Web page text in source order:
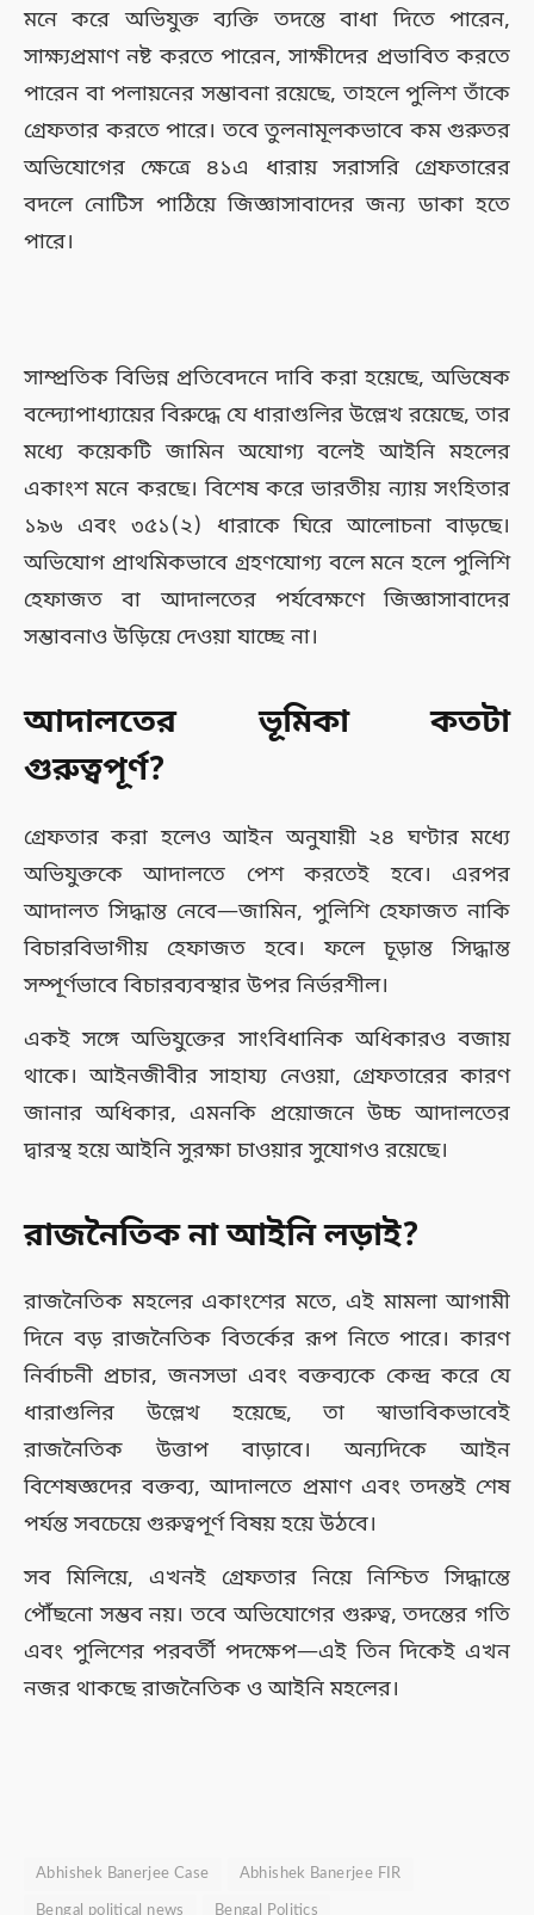
মনে করে অভিযুক্ত ব্যক্তি তদন্তে বাধা দিতে পারেন,
সাক্ষ্যপ্রমাণ নষ্ট করতে পারেন, সাক্ষীদের প্রভাবিত করতে
পারেন বা পলায়নের সম্ভাবনা রয়েছে, তাহলে পুলিশ তাঁকে
গ্রেফতার করতে পারে। তবে তুলনামূলকভাবে কম গুরুতর
অভিযোগের ক্ষেত্রে ৪১এ ধারায় সরাসরি গ্রেফতারের
বদলে নোটিস পাঠিয়ে জিজ্ঞাসাবাদের জন্য ডাকা হতে
পারে।
সাম্প্রতিক বিভিন্ন প্রতিবেদনে দাবি করা হয়েছে, অভিষেক
বন্দ্যোপাধ্যায়ের বিরুদ্ধে যে ধারাগুলির উল্লেখ রয়েছে, তার
মধ্যে কয়েকটি জামিন অযোগ্য বলেই আইনি মহলের
একাংশ মনে করছে। বিশেষ করে ভারতীয় ন্যায় সংহিতার
১৯৬ এবং ৩৫১(২) ধারাকে ঘিরে আলোচনা বাড়ছে।
অভিযোগ প্রাথমিকভাবে গ্রহণযোগ্য বলে মনে হলে পুলিশি
হেফাজত বা আদালতের পর্যবেক্ষণে জিজ্ঞাসাবাদের
সম্ভাবনাও উড়িয়ে দেওয়া যাচ্ছে না।
আদালতের ভূমিকা কতটা
গুরুত্বপূর্ণ?
গ্রেফতার করা হলেও আইন অনুযায়ী ২৪ ঘণ্টার মধ্যে
অভিযুক্তকে আদালতে পেশ করতেই হবে। এরপর
আদালত সিদ্ধান্ত নেবে—জামিন, পুলিশি হেফাজত নাকি
বিচারবিভাগীয় হেফাজত হবে। ফলে চূড়ান্ত সিদ্ধান্ত
সম্পূর্ণভাবে বিচারব্যবস্থার উপর নির্ভরশীল।
একই সঙ্গে অভিযুক্তের সাংবিধানিক অধিকারও বজায়
থাকে। আইনজীবীর সাহায্য নেওয়া, গ্রেফতারের কারণ
জানার অধিকার, এমনকি প্রয়োজনে উচ্চ আদালতের
দ্বারস্থ হয়ে আইনি সুরক্ষা চাওয়ার সুযোগও রয়েছে।
রাজনৈতিক না আইনি লড়াই?
রাজনৈতিক মহলের একাংশের মতে, এই মামলা আগামী
দিনে বড় রাজনৈতিক বিতর্কের রূপ নিতে পারে। কারণ
নির্বাচনী প্রচার, জনসভা এবং বক্তব্যকে কেন্দ্র করে যে
ধারাগুলির উল্লেখ হয়েছে, তা স্বাভাবিকভাবেই
রাজনৈতিক উত্তাপ বাড়াবে। অন্যদিকে আইন
বিশেষজ্ঞদের বক্তব্য, আদালতে প্রমাণ এবং তদন্তই শেষ
পর্যন্ত সবচেয়ে গুরুত্বপূর্ণ বিষয় হয়ে উঠবে।
সব মিলিয়ে, এখনই গ্রেফতার নিয়ে নিশ্চিত সিদ্ধান্তে
পৌঁছনো সম্ভব নয়। তবে অভিযোগের গুরুত্ব, তদন্তের গতি
এবং পুলিশের পরবর্তী পদক্ষেপ—এই তিন দিকেই এখন
নজর থাকছে রাজনৈতিক ও আইনি মহলের।
Abhishek Banerjee Case Abhishek Banerjee FIR
Bengal political news Bengal Politics